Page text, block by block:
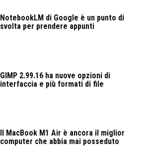
NotebookLM di Google è un punto di
svolta per prendere appunti
GIMP 2.99.16 ha nuove opzioni di
interfaccia e più formati di file
Il MacBook M1 Air è ancora il miglior
computer che abbia mai posseduto